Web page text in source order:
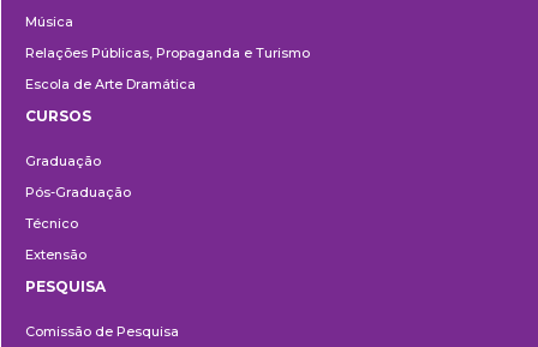
Música
Relações Públicas, Propaganda e Turismo
Escola de Arte Dramática
CURSOS
Graduação
Pós-Graduação
Técnico
Extensão
PESQUISA
Comissão de Pesquisa